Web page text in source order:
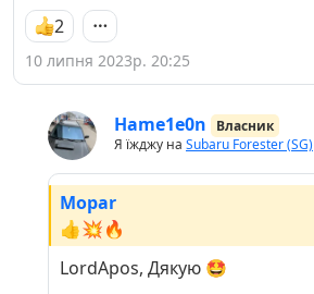
2
10 липня 2023р. 20:25
Hame1e0n
Власник
Я їжджу на Subaru Forester (SG)
Mopar
👍💥🔥
LordApos, Дякую 🤩